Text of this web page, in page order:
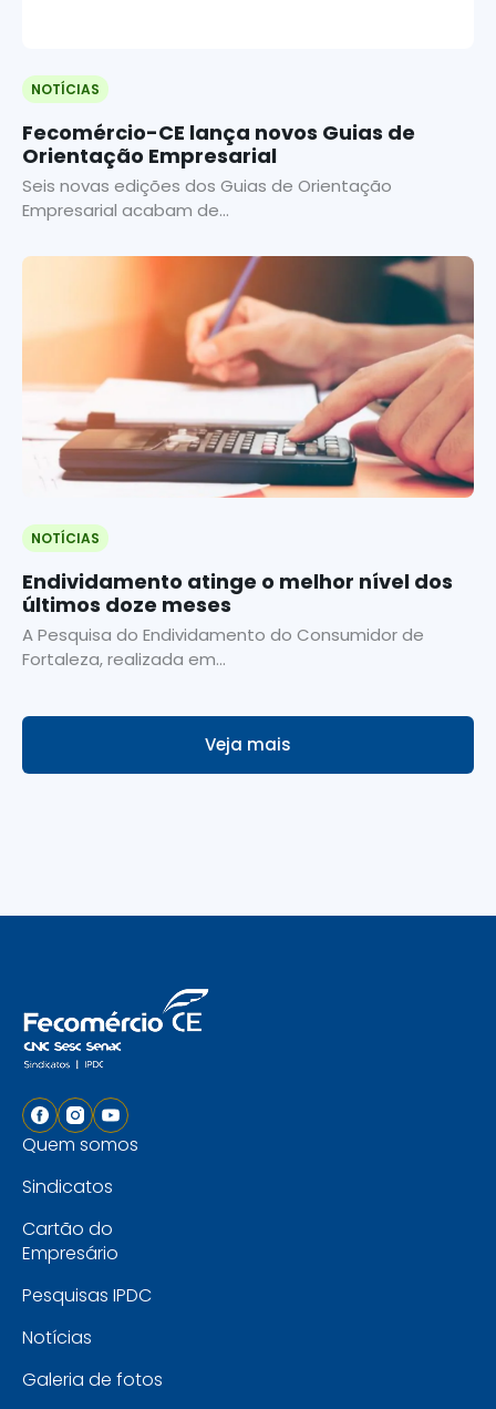
NOTÍCIAS
Fecomércio-CE lança novos Guias de
Orientação Empresarial
Seis novas edições dos Guias de Orientação
Empresarial acabam de...
NOTÍCIAS
Endividamento atinge o melhor nível dos
últimos doze meses
A Pesquisa do Endividamento do Consumidor de
Fortaleza, realizada em...
Veja mais
Quem somos
Sindicatos
Cartão do
Empresário
Pesquisas IPDC
Notícias
Galeria de fotos